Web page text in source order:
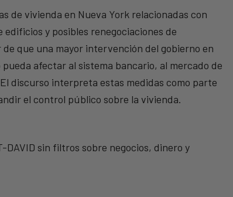
de vivienda en Nueva York relacionadas con
y posibles renegociaciones de
que una mayor intervención del gobierno en
afectar al sistema bancario, al mercado de
discurso interpreta estas medidas como parte
el control público sobre la vivienda.
DAVID sin filtros sobre negocios, dinero y